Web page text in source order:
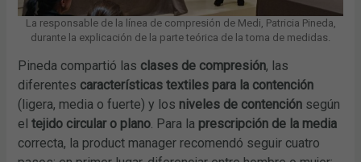
La responsable de la línea de compresión de Medi, Patricia Pineda,
durante la explicación de la parte teórica de la toma de medidas.
Pineda compartió las clases de compresión, las
diferentes características textiles para la contención
(ligera, media o fuerte) y los niveles de contención según
eltejido circular o plano. Para la prescripción de la media
correcta, la product manager recomendó seguir cuatro